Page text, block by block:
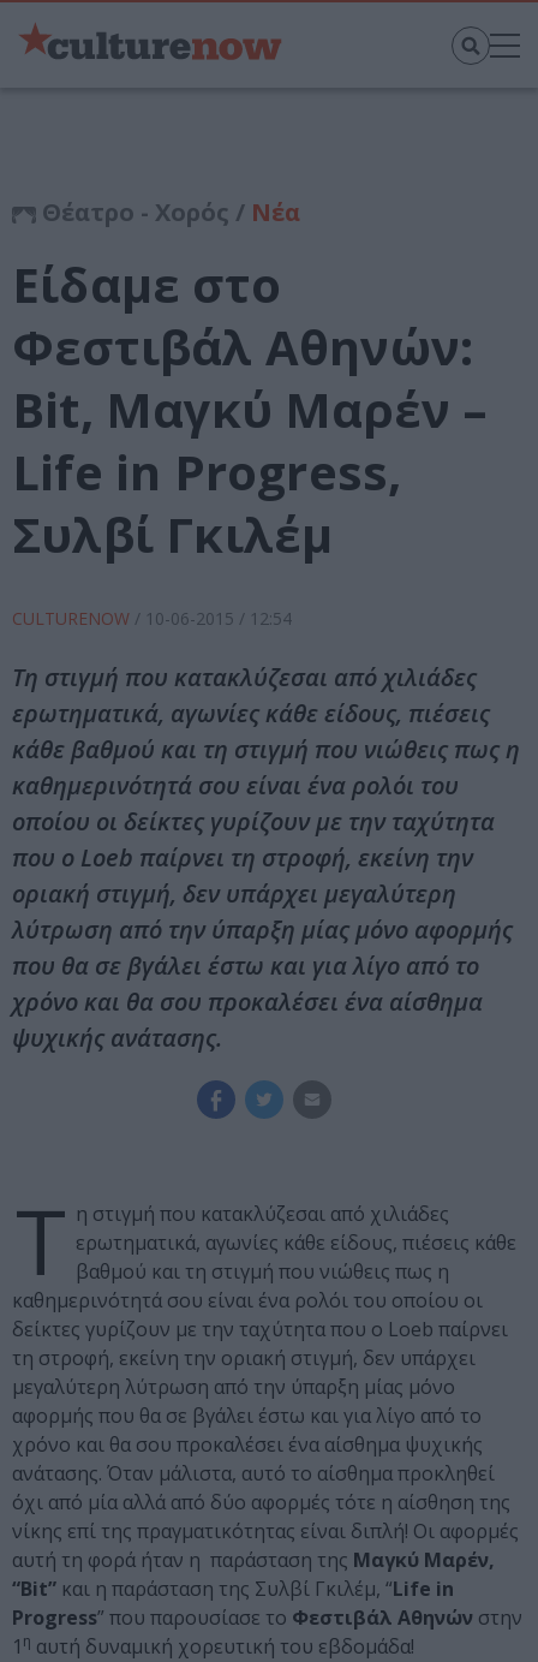
Θέατρο - Χορός / Νέα
Είδαμε στο
Φεστιβάλ Αθηνών:
Bit, Μαγκύ Μαρέν –
Life in Progress,
Συλβί Γκιλέμ
CULTURENOW / 10-06-2015 / 12:54
Τη στιγμή που κατακλύζεσαι από χιλιάδες
ερωτηματικά, αγωνίες κάθε είδους, πιέσεις
κάθε βαθμού και τη στιγμή που νιώθεις πως η
καθημερινότητά σου είναι ένα ρολόι του
οποίου οι δείκτες γυρίζουν με την ταχύτητα
που ο Loeb παίρνει τη στροφή, εκείνη την
οριακή στιγμή, δεν υπάρχει μεγαλύτερη
λύτρωση από την ύπαρξη μίας μόνο αφορμής
που θα σε βγάλει έστω και για λίγο από το
χρόνο και θα σου προκαλέσει ένα αίσθημα
ψυχικής ανάτασης.
Τ η στιγμή που κατακλύζεσαι από χιλιάδες
ερωτηματικά, αγωνίες κάθε είδους, πιέσεις κάθε
βαθμού και τη στιγμή που νιώθεις πως η
καθημερινότητά σου είναι ένα ρολόι του οποίου οι
δείκτες γυρίζουν με την ταχύτητα που ο Loeb παίρνει
τη στροφή, εκείνη την οριακή στιγμή, δεν υπάρχει
μεγαλύτερη λύτρωση από την ύπαρξη μίας μόνο
αφορμής που θα σε βγάλει έστω και για λίγο από το
χρόνο και θα σου προκαλέσει ένα αίσθημα ψυχικής
ανάτασης. Όταν μάλιστα, αυτό το αίσθημα προκληθεί
όχι από μία αλλά από δύο αφορμές τότε η αίσθηση της
νίκης επί της πραγματικότητας είναι διπλή! Οι αφορμές
αυτή τη φορά ήταν η παράσταση της Μαγκύ Μαρέν,
“Bit” και η παράσταση της Συλβί Γκιλέμ, “Life in
Progress” που παρουσίασε το Φεστιβάλ Αθηνών στην
1 η αυτή δυναμική χορευτική του εβδομάδα!